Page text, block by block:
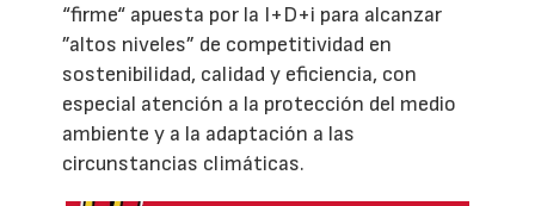
“firme“ apuesta por la I+D+i para alcanzar
”altos niveles” de competitividad en
sostenibilidad, calidad y eficiencia, con
especial atención a la protección del medio
ambiente y a la adaptación a las
circunstancias climáticas.